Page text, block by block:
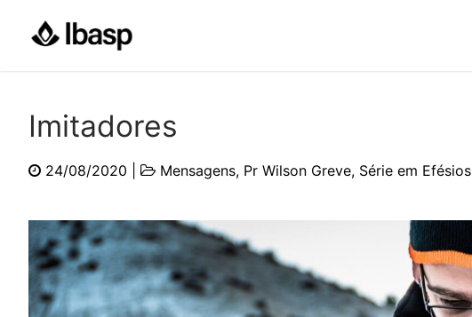
Imitadores
24/08/2020 Mensagens, Pr Wilson Greve, Série em Efésios